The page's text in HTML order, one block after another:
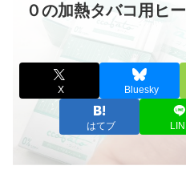
０の加熱タバコ用ヒ
X Bluesky
はてブ